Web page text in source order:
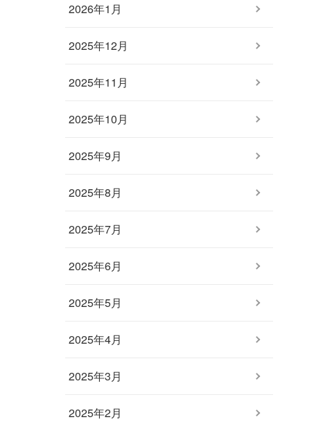
2026年1月
2025年12月
2025年11月
2025年10月
2025年9月
2025年8月
2025年7月
2025年6月
2025年5月
2025年4月
2025年3月
2025年2月